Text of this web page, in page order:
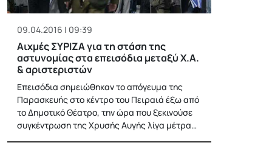
09.04.2016 | 09:39
Αιχμές ΣΥΡΙΖΑ για τη στάση της
αστυνομίας στα επεισόδια μεταξύ Χ.Α.
& αριστεριστών
Επεισόδια σημειώθηκαν το απόγευμα της
Παρασκευής στο κέντρο του Πειραιά έξω από
το Δημοτικό Θέατρο, την ώρα που ξεκινούσε
συγκέντρωση της Χρυσής Αυγής λίγα μέτρα…